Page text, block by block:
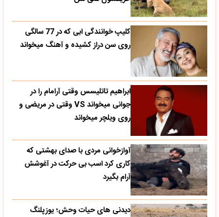
کلیپ خوانندگی ابی که در 77 سالگی
روی سن دراز کشیده و آهنگ میخواند
ابراهیم تاتلیسس وقتی آرامام را در
جوانی میخواند VS وقتی در مریضی و
روی ویلچر میخواند
آوازخوانی مردی با صدای بهشتی که
کاری کرد اسب بی حرکت در آغوشش
آرام بگیرد
دیدنی های حیات وحش؛ یوزپلنگ